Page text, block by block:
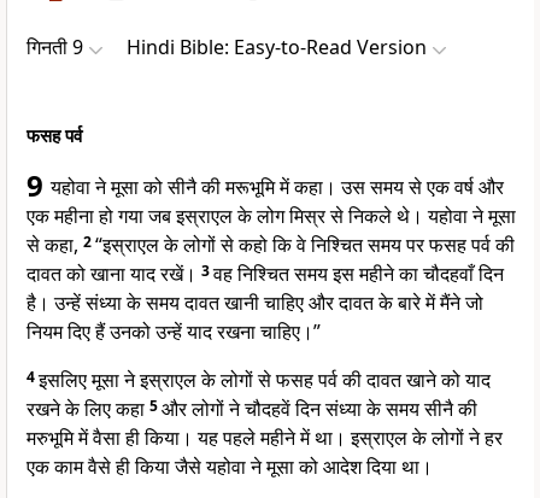
गिनती 9 Hindi Bible: Easy-to-Read Version
फसह पर्व
9यहोवा ने मूसा को सीनै की मरूभूमि में कहा। उस समय से एक वर्ष और
एक महीना हो गया जब इस्राएल के लोग मिस्र से निकले थे। यहोवा ने मूसा
से कहा, 2“इस्राएल के लोगों से कहो कि वे निश्चित समय पर फसह पर्व की
दावत को खाना याद रखें। 3वह निश्चित समय इस महीने का चौदहवाँ दिन
है। उन्हें संध्या के समय दावत खानी चाहिए और दावत के बारे में मैंने जो
नियम दिए हैं उनको उन्हें याद रखना चाहिए।”
4इसलिए मूसा ने इस्राएल के लोगों से फसह पर्व की दावत खाने को याद
रखने के लिए कहा 5और लोगों ने चौदहवें दिन संध्या के समय सीनै की
मरुभूमि में वैसा ही किया। यह पहले महीने में था। इस्राएल के लोगों ने हर
एक काम वैसे ही किया जैसे यहोवा ने मूसा को आदेश दिया था।